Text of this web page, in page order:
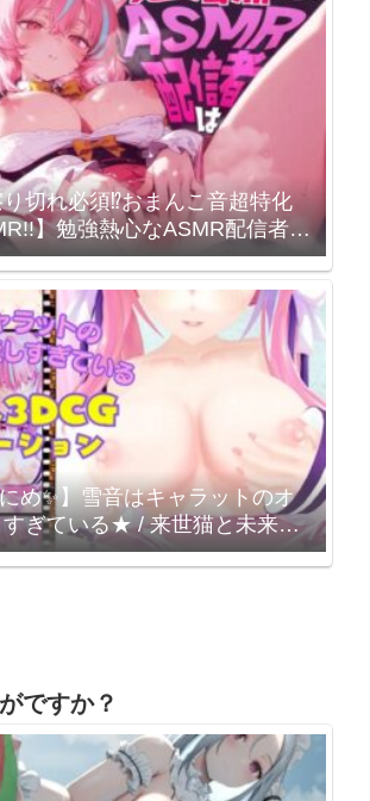
切れ必須⁉おまんこ音超特化
】勉強熱心なASMR配信者は
音も研究する。【プライベー
来世猫と未来の大富豪 / 梵雪音
め✨】雪音はキャラットのオ
ぎている★ / 来世猫と未来の
ですか？